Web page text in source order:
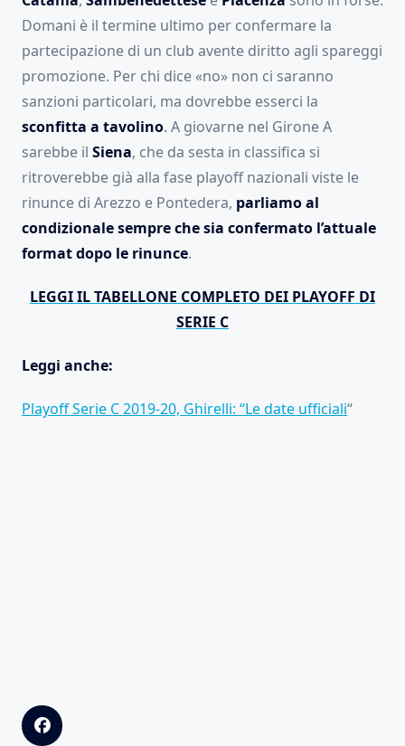
Domani è il termine ultimo per confermare la
partecipazione di un club avente diritto agli spareggi
promozione. Per chi dice «no» non ci saranno
sanzioni particolari, ma dovrebbe esserci la
sconfitta a tavolino. A giovarne nel Girone A
sarebbe il Siena, che da sesta in classifica si
ritroverebbe già alla fase playoff nazionali viste le
rinunce di Arezzo e Pontedera, parliamo al
condizionale sempre che sia confermato l’attuale
format dopo le rinunce.
LEGGI IL TABELLONE COMPLETO DEI PLAYOFF DI
SERIE C
Leggi anche:
Playoff Serie C 2019-20, Ghirelli: “Le date ufficiali“